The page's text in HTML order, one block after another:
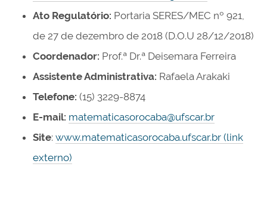
Ato Regulatório: Portaria SERES/MEC nº 921,
de 27 de dezembro de 2018 (D.O.U 28/12/2018)
Coordenador: Prof.ª Dr.ª Deisemara Ferreira
Assistente Administrativa: Rafaela Arakaki
Telefone: (15) 3229-8874
E-mail: matematicasorocaba@ufscar.br
Site: www.matematicasorocaba.ufscar.br (link
externo)